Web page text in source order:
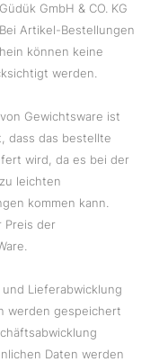
GmbH & CO. KG
Artikel-Bestellungen
können keine
werden.
Gewichtsware ist
dass das bestellte
wird, da es bei der
leichten
kommen kann.
Preis der
Lieferabwicklung
werden gespeichert
Daten werden